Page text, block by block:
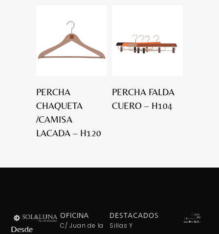
PERCHA
CHAQUETA
/CAMISA
LACADA – H120
PERCHA FALDA
CUERO – H104
Desde
OFICINA
C/ Juan de la
DESTACADOS
Sillas Y